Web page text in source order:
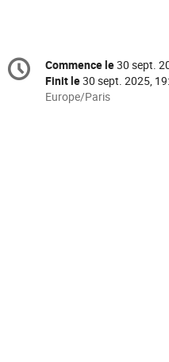
Information
de
Date/Heure
Commence le30 sept.
Finit le30 sept. 2025,
Toutes
Europe/Paris